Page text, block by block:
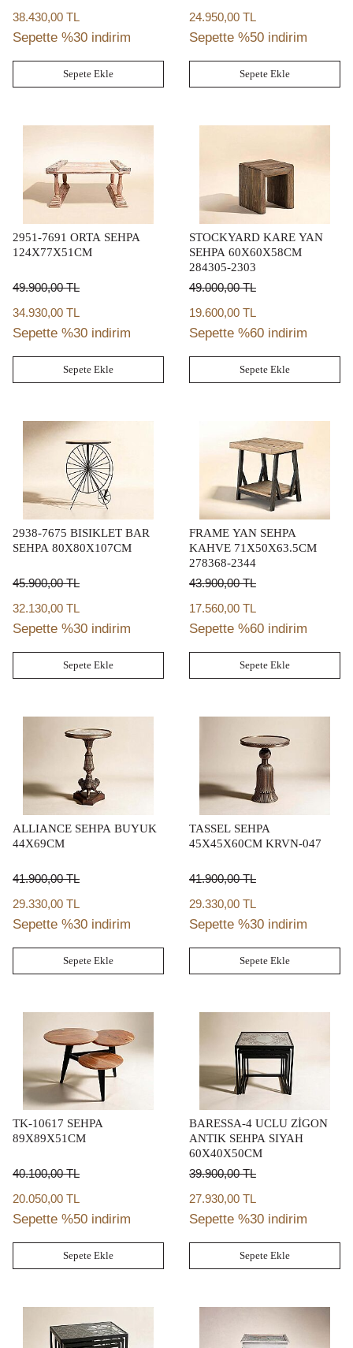
38.430,00 TL
Sepette %30 indirim
Sepete Ekle
24.950,00 TL
Sepette %50 indirim
Sepete Ekle
2951-7691 ORTA SEHPA
124X77X51CM
49.900,00TL
34.930,00 TL
Sepette %30 indirim
Sepete Ekle
STOCKYARD KARE YAN
SEHPA 60X60X58CM
284305-2303
49.000,00TL
19.600,00 TL
Sepette %60 indirim
Sepete Ekle
2938-7675 BISIKLET BAR
SEHPA 80X80X107CM
45.900,00TL
32.130,00 TL
Sepette %30 indirim
Sepete Ekle
FRAME YAN SEHPA
KAHVE 71X50X63.5CM
278368-2344
43.900,00TL
17.560,00 TL
Sepette %60 indirim
Sepete Ekle
ALLIANCE SEHPA BUYUK
44X69CM
41.900,00TL
29.330,00 TL
Sepette %30 indirim
Sepete Ekle
TASSEL SEHPA
45X45X60CM KRVN-047
41.900,00TL
29.330,00 TL
Sepette %30 indirim
Sepete Ekle
TK-10617 SEHPA
89X89X51CM
40.100,00TL
20.050,00 TL
Sepette %50 indirim
Sepete Ekle
BARESSA-4 UCLU ZİGON
ANTIK SEHPA SIYAH
60X40X50CM
39.900,00TL
27.930,00 TL
Sepette %30 indirim
Sepete Ekle